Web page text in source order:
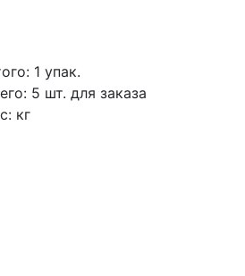
1 упак.
5 шт. для заказа
кг